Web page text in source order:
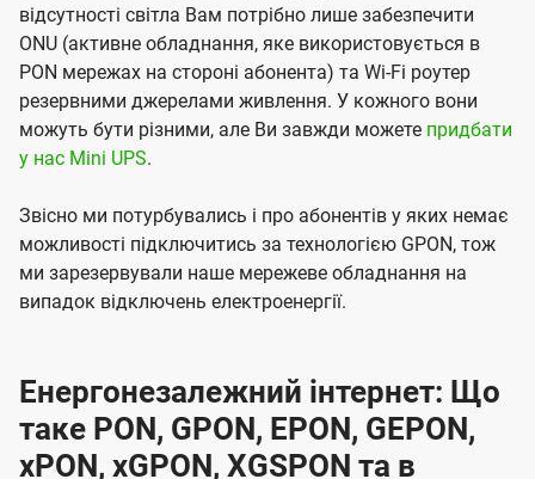
відсутності світла Вам потрібно лише забезпечити
ONU (активне обладнання, яке використовується в
PON мережах на стороні абонента) та Wi-Fi роутер
резервними джерелами живлення. У кожного вони
можуть бути різними, але Ви завжди можете придбати
у нас Mini UPS.
Звісно ми потурбувались і про абонентів у яких немає
можливості підключитись за технологією GPON, тож
ми зарезервували наше мережеве обладнання на
випадок відключень електроенергії.
Енергонезалежний інтернет: Що
таке PON, GPON, EPON, GEPON,
xPON, xGPON, XGSPON та в